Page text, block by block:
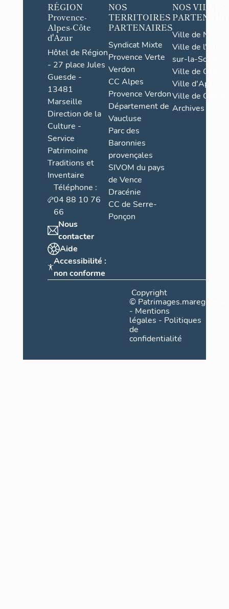
RÉGION
Provence-
Alpes-Côte
d'Azur
Hôtel de Région
- 27 place Jules
Guesde -
13481
Marseille
Direction de la
Culture -
Service
Patrimoine
Traditions et
Inventaire
Téléphone :
04 88 10 76
66
Nous
contacter
Aide
Accessibilité :
non conforme
NOS
TERRITOIRES
PARTENAIRES
Syndicat Mixte
Provence Verte
Verdon
CC Alpes
Provence Verdon
Département de
Vaucluse
Parc des
Baronnies
provençales
SIVOM du pays
de Vence
Dracénie
CC de Serre-
Ponçon
NOS VILLES
Ville de Nice
Ville de l'Isle-
sur-la-Sorgue
Ville de Grasse
Ville d'Apt
Ville de
Archives
Copyright
©
- Mentions
légales - Politiques
de
confidentialité